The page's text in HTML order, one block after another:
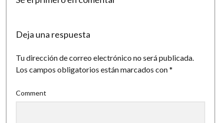
Deja una respuesta
Tu dirección de correo electrónico no será publicada.
Los campos obligatorios están marcados con*
Comment